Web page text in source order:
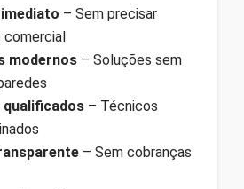
– Sem precisar
comercial
modernos – Soluções sem
– Técnicos
– Sem cobranças